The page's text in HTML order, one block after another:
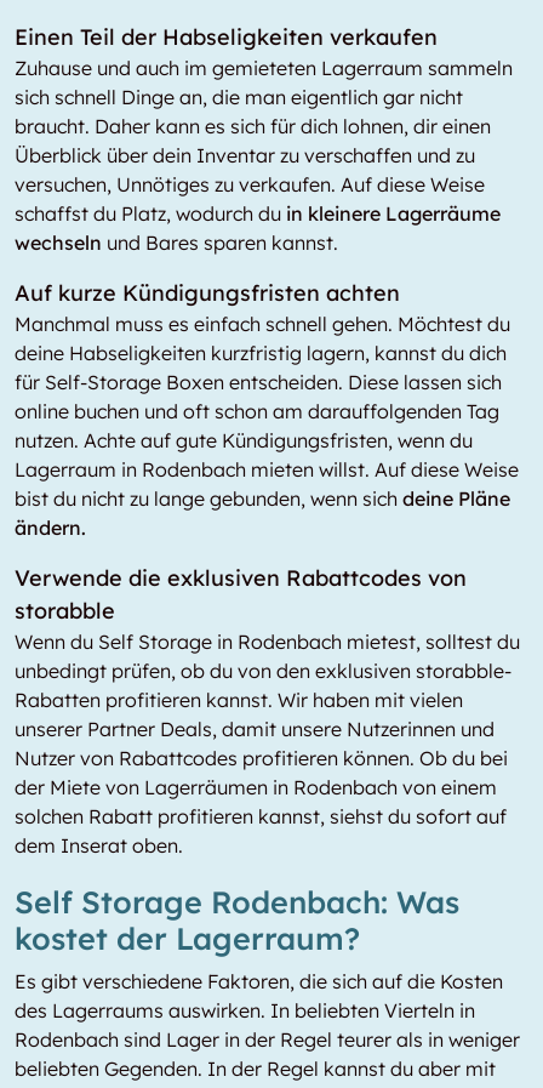
Einen Teil der Habseligkeiten verkaufen
Zuhause und auch im gemieteten Lagerraum sammeln
sich schnell Dinge an, die man eigentlich gar nicht
braucht. Daher kann es sich für dich lohnen, dir einen
Überblick über dein Inventar zu verschaffen und zu
versuchen, Unnötiges zu verkaufen. Auf diese Weise
schaffst du Platz, wodurch du in kleinere Lagerräume
wechseln und Bares sparen kannst.
Auf kurze Kündigungsfristen achten
Manchmal muss es einfach schnell gehen. Möchtest du
deine Habseligkeiten kurzfristig lagern, kannst du dich
für Self-Storage Boxen entscheiden. Diese lassen sich
online buchen und oft schon am darauffolgenden Tag
nutzen. Achte auf gute Kündigungsfristen, wenn du
Lagerraum in Rodenbach mieten willst. Auf diese Weise
bist du nicht zu lange gebunden, wenn sich deine Pläne
ändern.
Verwende die exklusiven Rabattcodes von
storabble
Wenn du Self Storage in Rodenbach mietest, solltest du
unbedingt prüfen, ob du von den exklusiven storabble-
Rabatten profitieren kannst. Wir haben mit vielen
unserer Partner Deals, damit unsere Nutzerinnen und
Nutzer von Rabattcodes profitieren können. Ob du bei
der Miete von Lagerräumen in Rodenbach von einem
solchen Rabatt profitieren kannst, siehst du sofort auf
dem Inserat oben.
Self Storage Rodenbach: Was
kostet der Lagerraum?
Es gibt verschiedene Faktoren, die sich auf die Kosten
des Lagerraums auswirken. In beliebten Vierteln in
Rodenbach sind Lager in der Regel teurer als in weniger
beliebten Gegenden. In der Regel kannst du aber mit